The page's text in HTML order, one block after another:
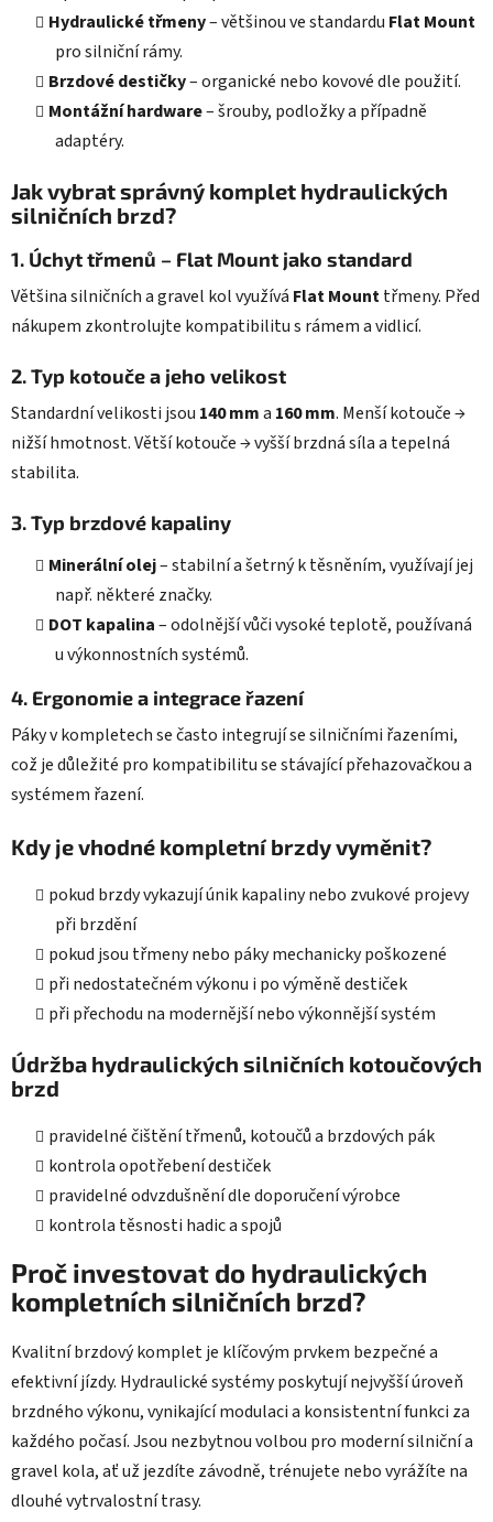
Hydraulické třmeny– většinou ve standardu Flat Mount
pro silniční rámy.
Brzdové destičky– organické nebo kovové dle použití.
Montážní hardware– šrouby, podložky a případně
adaptéry.
Jak vybrat správný komplet hydraulických
silničních brzd?
1. Úchyt třmenů – Flat Mount jako standard
Většina silničních a gravel kol využívá Flat Mounttřmeny. Před
nákupem zkontrolujte kompatibilitu s rámem a vidlicí.
2. Typ kotouče a jeho velikost
Standardní velikosti jsou 140 mma 160 mm. Menší kotouče →
nižší hmotnost. Větší kotouče → vyšší brzdná síla a tepelná
stabilita.
3. Typ brzdové kapaliny
Minerální olej– stabilní a šetrný k těsněním, využívají jej
např. některé značky.
DOT kapalina– odolnější vůči vysoké teplotě, používaná
u výkonnostních systémů.
4. Ergonomie a integrace řazení
Páky v kompletech se často integrují se silničními řazeními,
což je důležité pro kompatibilitu se stávající přehazovačkou a
systémem řazení.
Kdy je vhodné kompletní brzdy vyměnit?
pokud brzdy vykazují únik kapaliny nebo zvukové projevy
při brzdění
pokud jsou třmeny nebo páky mechanicky poškozené
při nedostatečném výkonu i po výměně destiček
při přechodu na modernější nebo výkonnější systém
Údržba hydraulických silničních kotoučových
brzd
pravidelné čištění třmenů, kotoučů a brzdových pák
kontrola opotřebení destiček
pravidelné odvzdušnění dle doporučení výrobce
kontrola těsnosti hadic a spojů
Proč investovat do hydraulických
kompletních silničních brzd?
Kvalitní brzdový komplet je klíčovým prvkem bezpečné a
efektivní jízdy. Hydraulické systémy poskytují nejvyšší úroveň
brzdného výkonu, vynikající modulaci a konsistentní funkci za
každého počasí. Jsou nezbytnou volbou pro moderní silniční a
gravel kola, ať už jezdíte závodně, trénujete nebo vyrážíte na
dlouhé vytrvalostní trasy.